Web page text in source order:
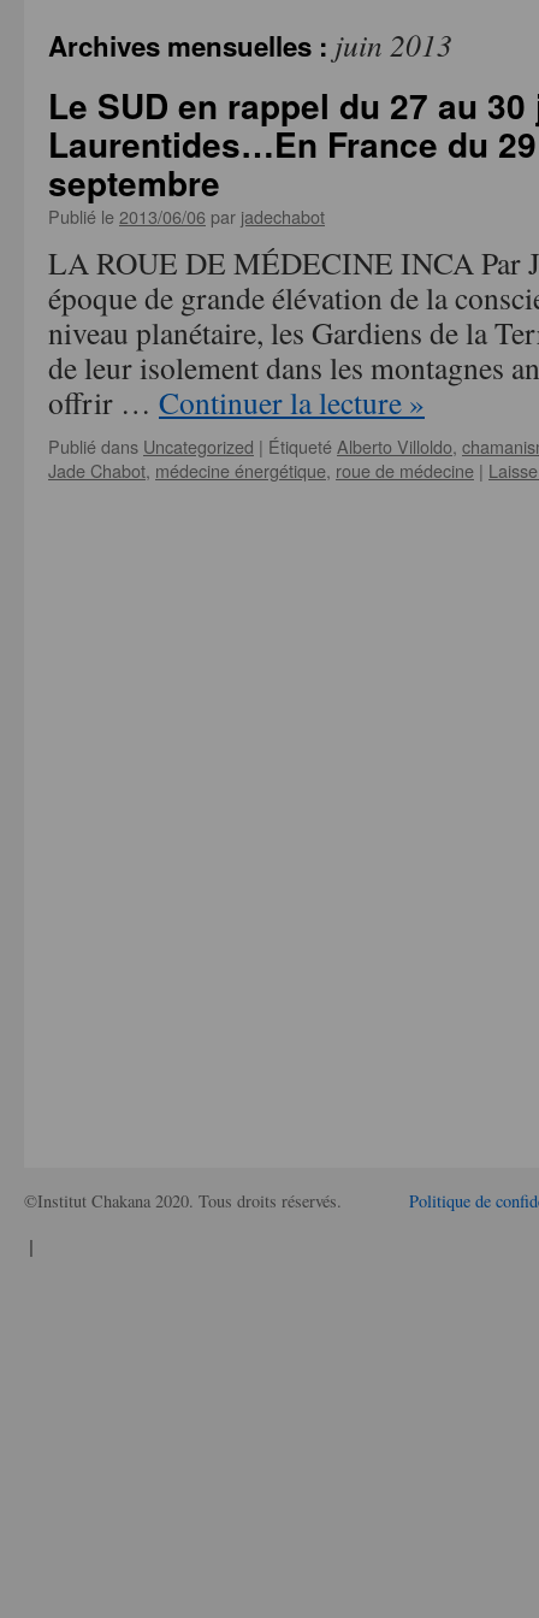
Archives mensuelles : juin 2013
Le SUD en rappel du 27 au
Laurentides…En France du
septembre
Publié le 2013/06/06 par jadechabot
LA ROUE DE MÉDECINE INCA Par
époque de grande élévation de la
niveau planétaire, les Gardiens de la
de leur isolement dans les montagnes
offrir … Continuer la lecture »
Publié dans Uncategorized | Étiqueté Alberto Villoldo,
Jade Chabot, médecine énergétique, roue de médecine |
©Institut Chakana 2020. Tous droits réservés. Politique de